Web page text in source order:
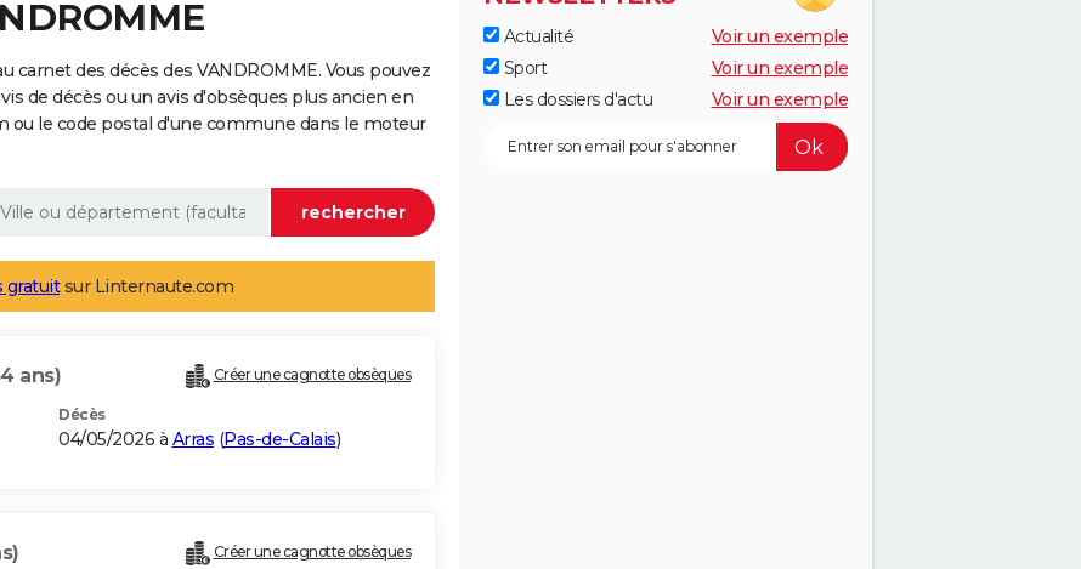
carnet des décès des VANDROMME. Vous pouvez
de décès ou un avis d'obsèques plus ancien en
le code postal d'une commune dans le moteur
gratuitsur Linternaute.com
ans) Créer une cagnotte obsèques
Décès
04/05/2026 à Arras (Pas-de-Calais)
Créer une cagnotte obsèques
Actualité
Voir un exemple
Sport
Voir un exemple
Les dossiers d'actu
Voir un exemple